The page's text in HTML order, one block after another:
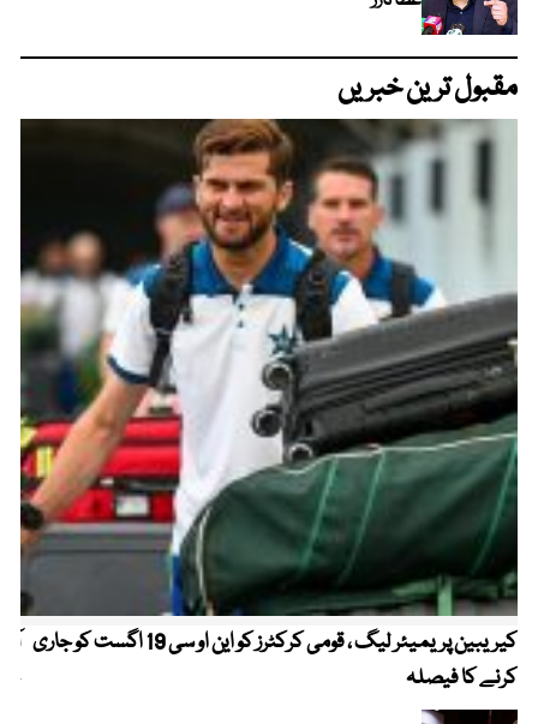
مقبول ترین خبریں
کیریبین پریمیئر لیگ ، قومی کرکٹرز کو این او سی 19 اگست کو جاری
کرنے کا فیصلہ